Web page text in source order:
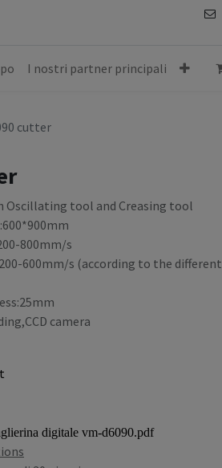
I nostri partner principali
cutter
Oscillating tool and Creasing tool
800mm/s
600mm/s (according to the different
camera
digitale vm-d6090.pdf